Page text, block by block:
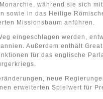
während sie sich
sowie in das Heilige
Missionsbaum anführen.
eingeschlagen werden,
Außerdem enthält
für das englische
neue
erweiterten Spielwert für